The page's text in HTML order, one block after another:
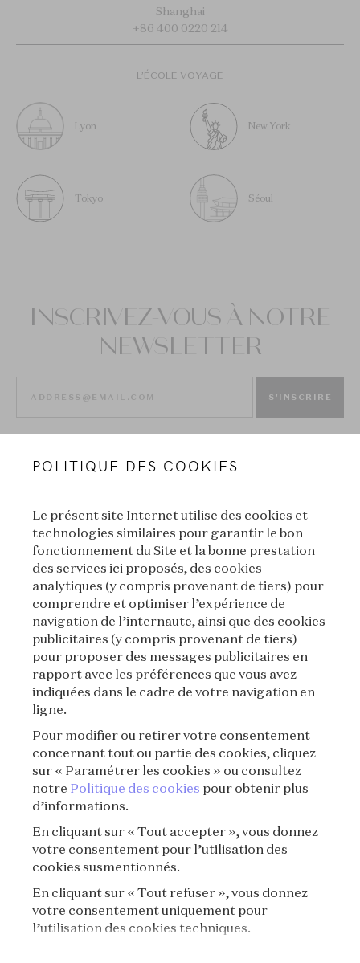
Shanghai
+86 400 0220 214
L’ÉCOLE VOYAGE
Lyon New York
Tokyo Séoul
INSCRIVEZ-VOUS À NOTRE
NEWSLETTER
S'INSCRIRE
VAN CLEEF & ARPELS
MENTIONS LÉGALES
CONDITIONS GÉNÉRALES DE VENTE
CONDITIONS D'UTILISATION
CRÉDITS
CONTACT
FAQ
RÈGLEMENT DE VISITE
POLITIQUE DES COOKIES
Le présent site Internet utilise des cookies et
technologies similaires pour garantir le bon
fonctionnement du Site et la bonne prestation
des services ici proposés, des cookies
analytiques (y compris provenant de tiers) pour
comprendre et optimiser l’expérience de
navigation de l’internaute, ainsi que des cookies
publicitaires (y compris provenant de tiers)
pour proposer des messages publicitaires en
rapport avec les préférences que vous avez
indiquées dans le cadre de votre navigation en
ligne.
Pour modifier ou retirer votre consentement
concernant tout ou partie des cookies, cliquez
sur « Paramétrer les cookies » ou consultez
notre Politique des cookies pour obtenir plus
d’informations.
En cliquant sur « Tout accepter », vous donnez
votre consentement pour l’utilisation des
cookies susmentionnés.
En cliquant sur « Tout refuser », vous donnez
votre consentement uniquement pour
l’utilisation des cookies techniques.